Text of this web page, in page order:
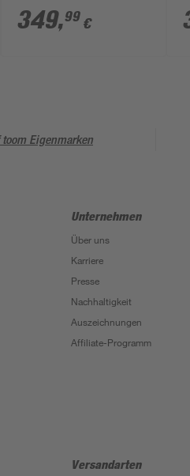
68 x 15,3 cm rechts
349,99 €
Eigenmarken
Unternehmen
Über uns
Karriere
Presse
Nachhaltigkeit
Auszeichnungen
Affiliate-Programm
Versandarten